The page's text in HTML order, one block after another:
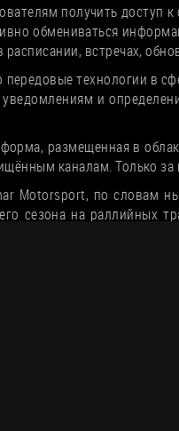
получить
обмениваться
встречах,
передовые технологии в
и
размещенная в
каналам. Только за
Motorsport, по словам
сезона на раллийных